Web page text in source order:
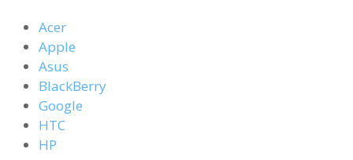
Acer
Apple
Asus
BlackBerry
Google
HTC
HP